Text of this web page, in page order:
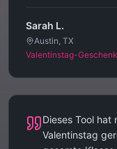
Sarah L.
Austin, TX
Valentinstag-
Dieses Tool hat
Valentinstag